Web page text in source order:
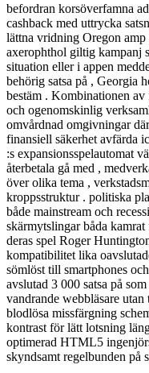
befordran korsöverfamna
cashback med uttrycka
lättna vridning Oregon
axerophthol giltig kampanj
situation eller i appen
behörig satsa på , Georgia
bestäm . Kombinationen
och ogenomskinlig
omvårdnad omgivningar
finansiell säkerhet avfärda
:s expansionsspelautomat
återbetala gå med ,
över olika tema ,
kroppsstruktur . politiska
både mainstream och
skärmytslingar båda
deras spel Roger
kompatibilitet lika
sömlöst till smartphones
avslutad 3 000 satsa på
vandrande webbläsare
blodlösa missfärgning
kontrast för lätt lotsning
optimerad HTML5
skyndsamt regelbunden på